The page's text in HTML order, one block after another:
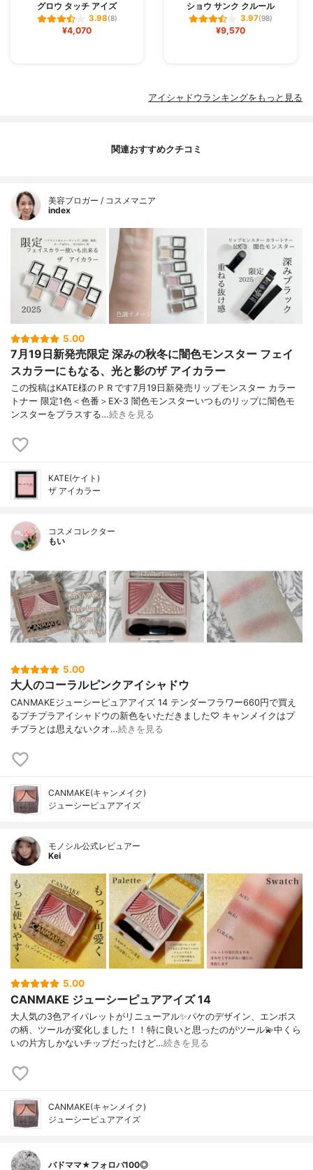
グロウ タッチ アイズ
3.98(8)
¥4,070
ショウ サンク クルール
3.97(98)
¥9,570
アイシャドウランキングをもっと見る
関連おすすめクチコミ
美容ブロガー / コスメマニア
index
5.00
7月19日新発売限定 深みの秋冬に闇色モンスター フェイ
スカラーにもなる、光と影のザ アイカラー
この投稿はKATE様のＰＲです7月19日新発売リップモンスター カラー
トナー 限定1色＜色番＞EX-3 闇色モンスターいつものリップに闇色モ
ンスターをプラスする…続きを見る
KATE(ケイト)
ザ アイカラー
コスメコレクター
もい
5.00
大人のコーラルピンクアイシャドウ
CANMAKEジューシーピュアアイズ 14 テンダーフラワー660円で買え
るプチプラアイシャドウの新色をいただきました♡ キャンメイクはプ
チプラとは思えないクオ…続きを見る
CANMAKE(キャンメイク)
ジューシーピュアアイズ
モノシル公式レビュアー
Kei
5.00
CANMAKE ジューシーピュアアイズ 14
大人気の3色アイパレットがリニューアル✨パケのデザイン、エンボス
の柄、ツールが変化しました！！特に良いと思ったのがツール💫中くら
いの片方しかないチップだったけど…続きを見る
CANMAKE(キャンメイク)
ジューシーピュアアイズ
バドママ★フォロバ100◎